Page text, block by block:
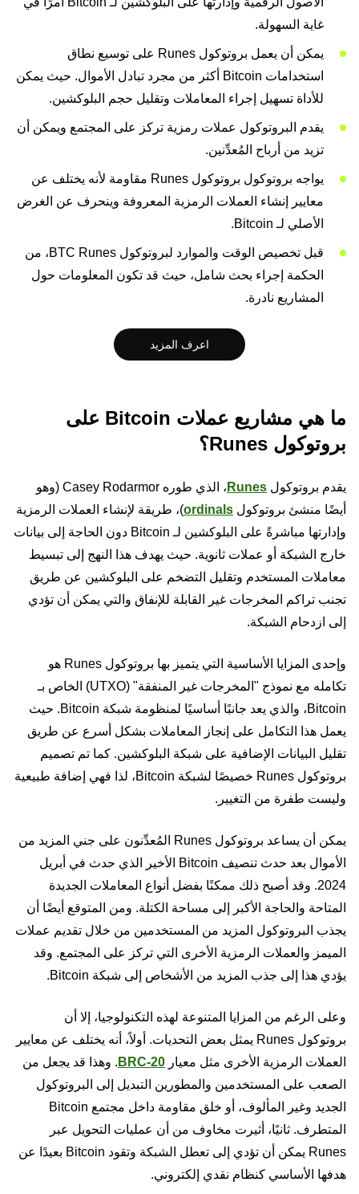
غاية السهولة.
يمكن أن يعمل بروتوكول Runes على توسيع نطاق
استخدامات Bitcoin أكثر من مجرد تبادل الأموال. حيث يمكن
للأداة تسهيل إجراء المعاملات وتقليل حجم البلوكشين.
يقدم البروتوكول عملات رمزية تركز على المجتمع ويمكن أن
تزيد من أرباح المُعدِّنين.
يواجه بروتوكول بروتوكول Runes مقاومة لأنه يختلف عن
معايير إنشاء العملات الرمزية المعروفة وينحرف عن الغرض
الأصلي لـ Bitcoin.
قبل تخصيص الوقت والموارد لبروتوكول BTC Runes، من
الحكمة إجراء بحث شامل، حيث قد تكون المعلومات حول
المشاريع نادرة.
اعرف المزيد
ما هي مشاريع عملات Bitcoin على
بروتوكول Runes؟
يقدم بروتوكول Runes
، الذي طوره Casey Rodarmor (وهو
أيضًا منشئ بروتوكول ordinals)، طريقة لإنشاء العملات الرمزية
وإدارتها مباشرةً على البلوكشين لـ Bitcoin دون الحاجة إلى بيانات
خارج الشبكة أو عملات ثانوية. حيث يهدف هذا النهج إلى تبسيط
معاملات المستخدم وتقليل التضخم على البلوكشين عن طريق
تجنب تراكم المخرجات غير القابلة للإنفاق والتي يمكن أن تؤدي
إلى ازدحام الشبكة.
وإحدى المزايا الأساسية التي يتميز بها بروتوكول Runes هو
تكامله مع نموذج "المخرجات غير المنفقة" (UTXO) الخاص بـ
Bitcoin، والذي يعد جانبًا أساسيًا لمنظومة شبكة Bitcoin. حيث
يعمل هذا التكامل على إنجاز المعاملات بشكل أسرع عن طريق
تقليل البيانات الإضافية على شبكة البلوكشين. كما تم تصميم
بروتوكول Runes خصيصًا لشبكة Bitcoin، لذا فهي إضافة طبيعية
وليست طفرة من التغيير.
يمكن أن يساعد بروتوكول Runes المُعدِّنون على جني المزيد من
الأموال بعد حدث تنصيف Bitcoin الأخير الذي حدث في أبريل
2024. وقد أصبح ذلك ممكنًا بفضل أنواع المعاملات الجديدة
المتاحة والحاجة الأكبر إلى مساحة الكتلة. ومن المتوقع أيضًا أن
يجذب البروتوكول المزيد من المستخدمين من خلال تقديم عملات
الميمز والعملات الرمزية الأخرى التي تركز على المجتمع. وقد
يؤدي هذا إلى جذب المزيد من الأشخاص إلى شبكة Bitcoin.
وعلى الرغم من المزايا المتنوعة لهذه التكنولوجيا، إلا أن
بروتوكول Runes يمثل بعض التحديات. أولاً، أنه يختلف عن معايير
العملات الرمزية الأخرى مثل معيار BRC-20 . وهذا قد يجعل من
الصعب على المستخدمين والمطورين التبديل إلى البروتوكول
الجديد وغير المألوف، أو خلق مقاومة داخل مجتمع Bitcoin
المتطرف. ثانيًا، أثيرت مخاوف من أن عمليات التحويل عبر
Runes يمكن أن تؤدي إلى تعطل الشبكة وتقود Bitcoin بعيدًا عن
هدفها الأساسي كنظام نقدي إلكتروني.